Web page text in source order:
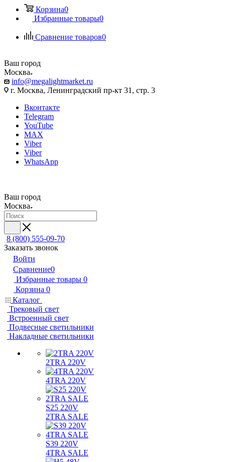
Корзина0
Избранные товары0
Сравнение товаров0
Ваш город
Москва
info@megalightmarket.ru
г. Москва, Ленинградский пр-кт 31, стр. 3
Вконтакте
Telegram
YouTube
MAX
Viber
Viber
WhatsApp
Ваш город
Москва
8 (800) 555-09-70
Заказать звонок
Войти
Сравнение0
Избранные товары 0
Корзина 0
Каталог
Трековый свет
Встроенный свет
Подвесные светильники
Накладные светильники
2TRA 220V
4TRA 220V
S25 220V
2TRA SALE
S39 220V
4TRA SALE